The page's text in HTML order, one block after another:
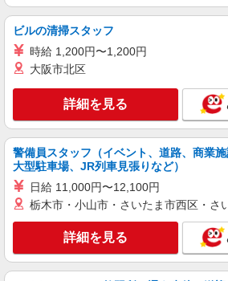
時給1,450円 交通費
キープ
職業紹介
アルミサッシの製造ス
月給245,000円〜
る）
埼玉県さいたま市西区
正社員 職業紹介
株式会社リオン
ビルの清掃スタッフ
時給 1,200円〜1,200円
大阪市北区
詳細を見る
警備員スタッフ（イベント、道路、商業施
大型駐車場、JR列車見張りなど）
日給 11,000円〜12,100円
栃木市・小山市・さいたま市西区・さ
詳細を見る